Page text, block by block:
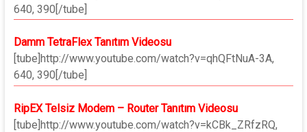
640, 390[/tube]
Damm TetraFlex Tanıtım Videosu
[tube]http://www.youtube.com/watch?v=qhQFtNuA-3A,
640, 390[/tube]
RipEX Telsiz Modem – Router Tanıtım Videosu
[tube]http://www.youtube.com/watch?v=kCBk_ZRfzRQ,